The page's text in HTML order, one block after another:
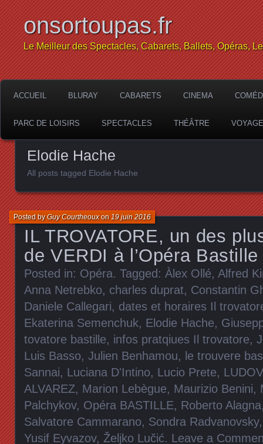
onsortoupas.fr
Le Meilleur des Spectacles, Cabarets, Ballets, Opéras,
ACCUEIL BLURAY CABARETS CINEMA
PARC DE LOISIRS SPECTACLES THÉÂTRE
Elodie Hache
All posts tagged Elodie Hache
IL TROVATORE, un des
de VERDI à l’Opéra Bastille
Posted byGuy Courtheouxon 19 juin 2016
Posted in: Opéra. Tagged: Àlex Ollé, Alfred
Anna Netrebko, charles duprat, Constantin
Daniele Callegari, dates et horaires Il
Ekaterina Semenchuk, Elodie Hache,
tovatore bastille, infos pratqiues Il trovatore,
Luis Basso, Julien Benhamou, le trouvere
Sannai, Luciana D'Intino, Lucio Prete,
ALVAREZ, Marion Lebègue, Maurizio Benini,
Palchykov, Opéra BASTILLE, Roberto Alagna
Salvatore Cammarano, Sondra Radvanovsky
Yusif Eyvazov, Željko Lučić. Leave a